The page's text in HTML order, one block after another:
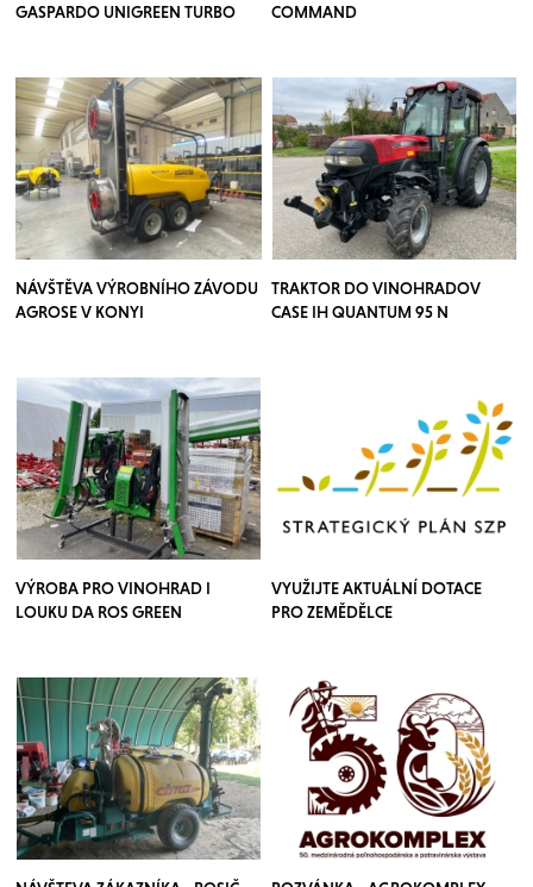
GASPARDO UNIGREEN TURBO
COMMAND
NÁVŠTĚVA VÝROBNÍHO ZÁVODU
AGROSE V KONYI
TRAKTOR DO VINOHRADOV
CASE IH QUANTUM 95 N
VÝROBA PRO VINOHRAD I
LOUKU DA ROS GREEN
VYUŽIJTE AKTUÁLNÍ DOTACE
PRO ZEMĚDĚLCE